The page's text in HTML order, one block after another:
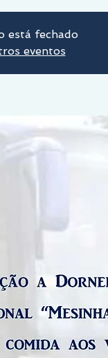
está fechado
eventos